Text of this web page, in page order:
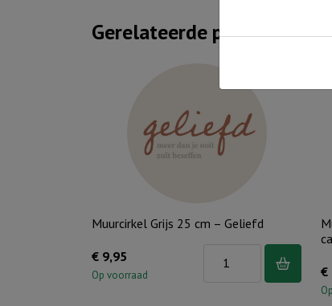
Gerelateerde producten
Muurcirkel Grijs 25 cm – Geliefd
€ 9,95
Op voorraad €